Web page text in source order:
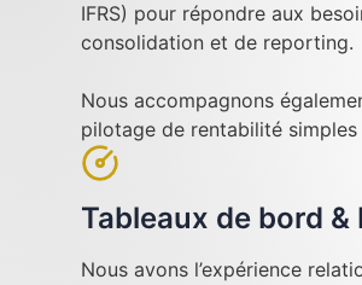
IFRS) pour répondre aux
consolidation et de reporting.
Nous accompagnons
pilotage de rentabilité
Tableaux de bord
Nous avons l’expérience